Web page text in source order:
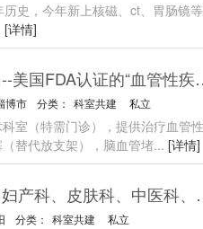
史，今年新上核磁、ct、胃肠镜
[详情]
技术输出--美
博市 分类： 科室共建 私立
室（特需门诊），提供治疗血管
替代放支架），脑血管堵... [详情]
招外科、妇
分类： 科室共建 私立